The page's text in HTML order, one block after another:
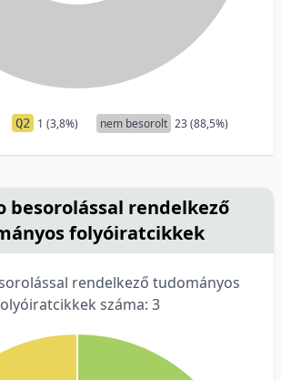
Q2 1 (3,8%) nem besorolt 23 (88,5%)
besorolással rendelkező
folyóiratcikkek
rendelkező tudományos
száma: 3